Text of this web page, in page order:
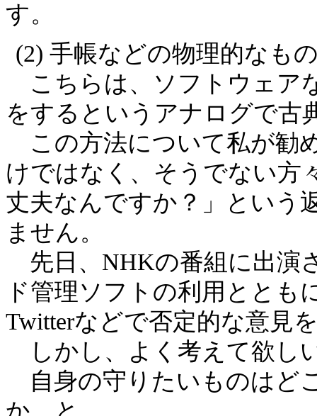
す。
(2) 手帳などの物理的なも
こちらは、ソフトウェア
をするというアナログで古
この方法について私が勧
けではなく、そうでない方
丈夫なんですか？」という
ません。
先日、NHKの番組に出演
ド管理ソフトの利用ととも
Twitterなどで否定的な意見
しかし、よく考えて欲し
自身の守りたいものはど
か。と。